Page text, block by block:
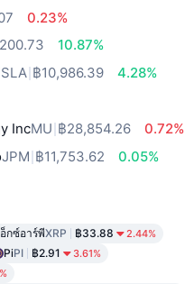
0.23%
10.87%
฿10,986.39
4.28%
IncMU ฿28,854.26
0.72%
JPM ฿11,753.62
0.05%
อ็กซ์อาร์พีXRP ฿33.88 2.44%
PiPI ฿2.91 3.61%